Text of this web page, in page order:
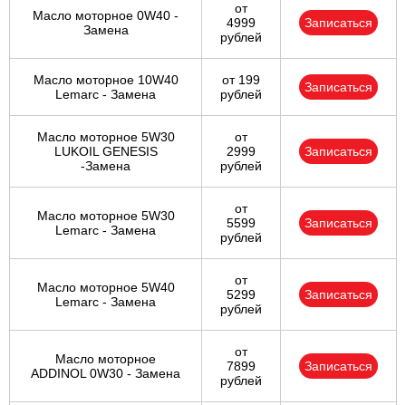
Масло моторное 0W40 -
Замена
от
4999
рублей
Записаться
Масло моторное 10W40
Lemarc - Замена
от 199
рублей
Записаться
Масло моторное 5W30
LUKOIL GENESIS
-Замена
от
2999
рублей
Записаться
Масло моторное 5W30
Lemarc - Замена
от
5599
рублей
Записаться
Масло моторное 5W40
Lemarc - Замена
от
5299
рублей
Записаться
Масло моторное
ADDINOL 0W30 - Замена
от
7899
рублей
Записаться